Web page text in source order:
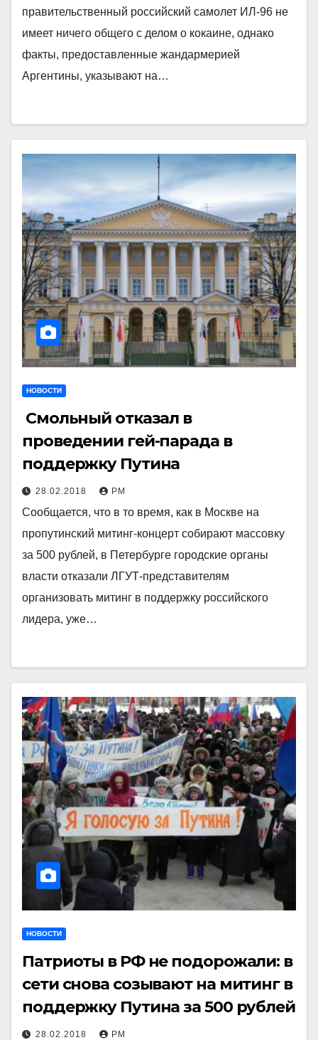
правительственный российский самолет ИЛ-96 не
имеет ничего общего с делом о кокаине, однако
факты, предоставленные жандармерией
Аргентины, указывают на…
НОВОСТИ
Смольный отказал в
проведении гей-парада в
поддержку Путина
28.02.2018 РМ
Сообщается, что в то время, как в Москве на
пропутинский митинг-концерт собирают массовку
за 500 рублей, в Петербурге городские органы
власти отказали ЛГУТ-представителям
организовать митинг в поддержку российского
лидера, уже…
НОВОСТИ
Патриоты в РФ не подорожали: в
сети снова созывают на митинг в
поддержку Путина за 500 рублей
28.02.2018 РМ